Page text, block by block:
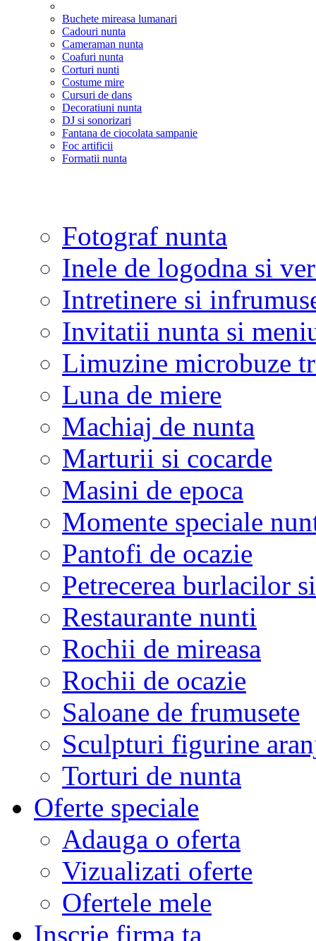
Buchete mireasa lumanari
Cadouri nunta
Cameraman nunta
Coafuri nunta
Corturi nunti
Costume mire
Cursuri de dans
Decoratiuni nunta
DJ si sonorizari
Fantana de ciocolata sampanie
Foc artificii
Formatii nunta
Fotograf nunta
Inele de logodna si
Intretinere si
Invitatii nunta si
Limuzine microbuze
Luna de miere
Machiaj de nunta
Marturii si cocarde
Masini de epoca
Momente speciale
Pantofi de ocazie
Petrecerea burlacilor
Restaurante nunti
Rochii de mireasa
Rochii de ocazie
Saloane de frumusete
Sculpturi figurine
Torturi de nunta
Oferte speciale
Adauga o oferta
Vizualizati oferte
Ofertele mele
Inscrie firma ta